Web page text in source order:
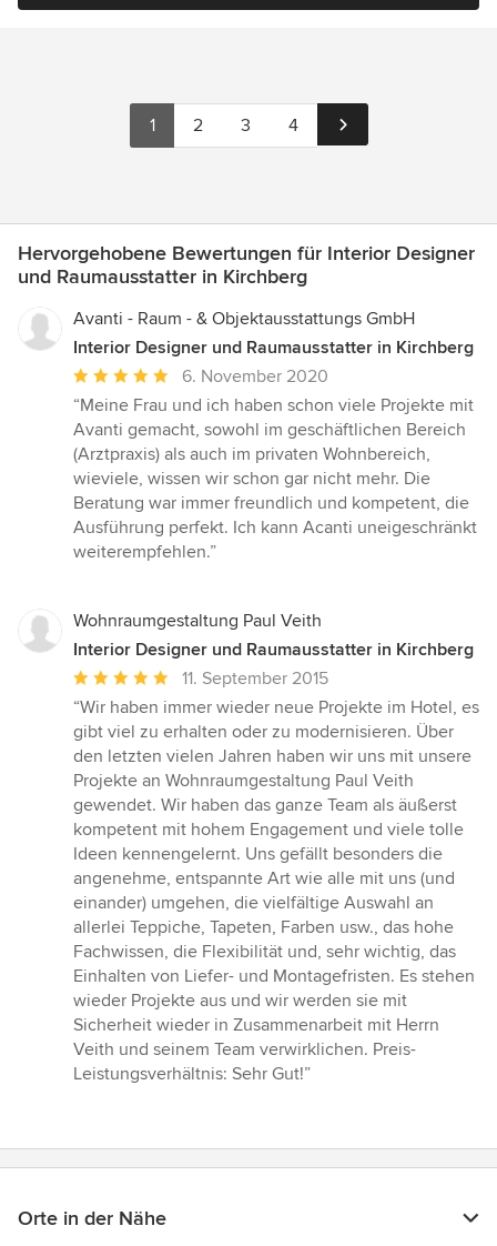
1 2 3 4
Hervorgehobene Bewertungen für Interior Designer
und Raumausstatter in Kirchberg
Avanti - Raum - & Objektausstattungs GmbH
Interior Designer und Raumausstatter in Kirchberg
Durchschnittliche
Bewertung:
5
von
5
Sternen
6. November 2020
“Meine Frau und ich haben schon viele Projekte mit
Avanti gemacht, sowohl im geschäftlichen Bereich
(Arztpraxis) als auch im privaten Wohnbereich,
wieviele, wissen wir schon gar nicht mehr. Die
Beratung war immer freundlich und kompetent, die
Ausführung perfekt. Ich kann Acanti uneigeschränkt
weiterempfehlen.”
Wohnraumgestaltung Paul Veith
Interior Designer und Raumausstatter in Kirchberg
Durchschnittliche
Bewertung:
5
von
5
Sternen
11. September 2015
“Wir haben immer wieder neue Projekte im Hotel, es
gibt viel zu erhalten oder zu modernisieren. Über
den letzten vielen Jahren haben wir uns mit unsere
Projekte an Wohnraumgestaltung Paul Veith
gewendet. Wir haben das ganze Team als äußerst
kompetent mit hohem Engagement und viele tolle
Ideen kennengelernt. Uns gefällt besonders die
angenehme, entspannte Art wie alle mit uns (und
einander) umgehen, die vielfältige Auswahl an
allerlei Teppiche, Tapeten, Farben usw., das hohe
Fachwissen, die Flexibilität und, sehr wichtig, das
Einhalten von Liefer- und Montagefristen. Es stehen
wieder Projekte aus und wir werden sie mit
Sicherheit wieder in Zusammenarbeit mit Herrn
Veith und seinem Team verwirklichen. Preis-
Leistungsverhältnis: Sehr Gut!”
Orte in der Nähe